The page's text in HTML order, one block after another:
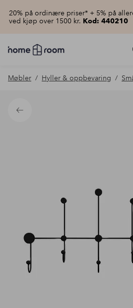
20% på ordinære priser* + 5% på
ved kjøp over 1500 kr. Kod: 440210
Homeroom
–
hjemmet
pris
Møbler Hyller & oppbevaring
Tilbake